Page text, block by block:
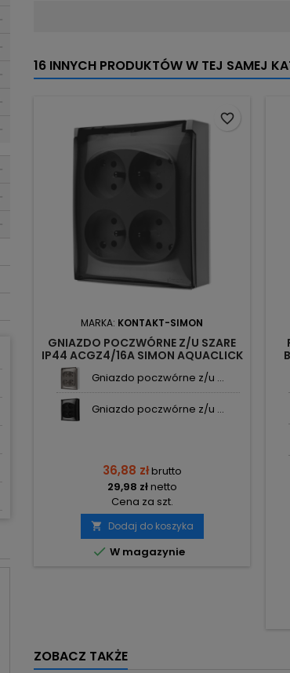
16 INNYCH PRODUKTÓW W TEJ SAMEJ
MARKA: KONTAKT-SIMON
GNIAZDO POCZWÓRNE Z/U SZARE
IP44 ACGZ4/16A SIMON AQUACLICK
Gniazdo poczwórne z/u ...
Gniazdo poczwórne z/u ...
36,88 złbrutto
29,98 złnetto
Cena za szt.
 Dodaj do koszyka
 W magazynie
favorite_border
ZOBACZ TAKŻE